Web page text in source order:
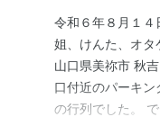
令和６年８月１４
姐、けんた、オタ
山口県美祢市 秋
口付近のパーキ
の行列でした。